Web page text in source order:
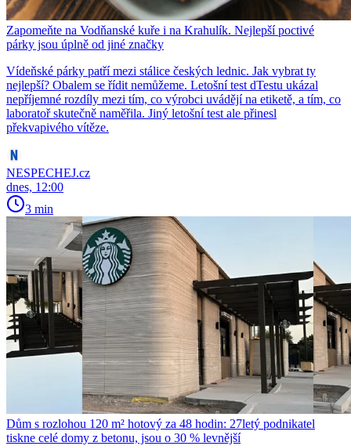
Zapomeňte na Vodňanské kuře i na Krahulík. Nejlepší poctivé
párky jsou úplně od jiné značky
Vídeňské párky patří mezi stálice českých lednic. Jak vybrat ty
nejlepší? Obalem se řídit nemůžeme. Letošní test dTestu ukázal
nepříjemné rozdíly mezi tím, co výrobci uvádějí na etiketě, a tím, co
laboratoř skutečně naměřila. Jiný letošní test ale přinesl
překvapivého vítěze.
NESPECHEJ.cz
dnes, 12:00
3 min
Dům s rozlohou 120 m² hotový za 48 hodin: 27letý podnikatel
tiskne celé domy z betonu, jsou o 30 % levnější